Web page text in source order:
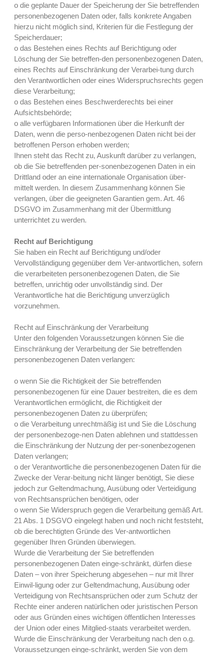
o die geplante Dauer der Speicherung der Sie betreffenden
personenbezogenen Daten oder, falls konkrete Angaben
hierzu nicht möglich sind, Kriterien für die Festlegung der
Speicherdauer;
o das Bestehen eines Rechts auf Berichtigung oder
Löschung der Sie betreffen-den personenbezogenen Daten,
eines Rechts auf Einschränkung der Verarbei-tung durch
den Verantwortlichen oder eines Widerspruchsrechts gegen
diese Verarbeitung;
o das Bestehen eines Beschwerderechts bei einer
Aufsichtsbehörde;
o alle verfügbaren Informationen über die Herkunft der
Daten, wenn die perso-nenbezogenen Daten nicht bei der
betroffenen Person erhoben werden;
Ihnen steht das Recht zu, Auskunft darüber zu verlangen,
ob die Sie betreffenden per-sonenbezogenen Daten in ein
Drittland oder an eine internationale Organisation über-
mittelt werden. In diesem Zusammenhang können Sie
verlangen, über die geeigneten Garantien gem. Art. 46
DSGVO im Zusammenhang mit der Übermittlung
unterrichtet zu werden.
Recht auf Berichtigung
Sie haben ein Recht auf Berichtigung und/oder
Vervollständigung gegenüber dem Ver-antwortlichen, sofern
die verarbeiteten personenbezogenen Daten, die Sie
betreffen, unrichtig oder unvollständig sind. Der
Verantwortliche hat die Berichtigung unverzüglich
vorzunehmen.
Recht auf Einschränkung der Verarbeitung
Unter den folgenden Voraussetzungen können Sie die
Einschränkung der Verarbeitung der Sie betreffenden
personenbezogenen Daten verlangen:
o wenn Sie die Richtigkeit der Sie betreffenden
personenbezogenen für eine Dauer bestreiten, die es dem
Verantwortlichen ermöglicht, die Richtigkeit der
personenbezogenen Daten zu überprüfen;
o die Verarbeitung unrechtmäßig ist und Sie die Löschung
der personenbezoge-nen Daten ablehnen und stattdessen
die Einschränkung der Nutzung der per-sonenbezogenen
Daten verlangen;
o der Verantwortliche die personenbezogenen Daten für die
Zwecke der Verar-beitung nicht länger benötigt, Sie diese
jedoch zur Geltendmachung, Ausübung oder Verteidigung
von Rechtsansprüchen benötigen, oder
o wenn Sie Widerspruch gegen die Verarbeitung gemäß Art.
21 Abs. 1 DSGVO eingelegt haben und noch nicht feststeht,
ob die berechtigten Gründe des Ver-antwortlichen
gegenüber Ihren Gründen überwiegen.
Wurde die Verarbeitung der Sie betreffenden
personenbezogenen Daten einge-schränkt, dürfen diese
Daten – von ihrer Speicherung abgesehen – nur mit Ihrer
Einwil-ligung oder zur Geltendmachung, Ausübung oder
Verteidigung von Rechtsansprüchen oder zum Schutz der
Rechte einer anderen natürlichen oder juristischen Person
oder aus Gründen eines wichtigen öffentlichen Interesses
der Union oder eines Mitglied-staats verarbeitet werden.
Wurde die Einschränkung der Verarbeitung nach den o.g.
Voraussetzungen einge-schränkt, werden Sie von dem